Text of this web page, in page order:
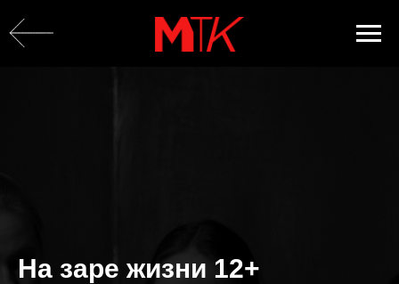
На заре жизни 12+